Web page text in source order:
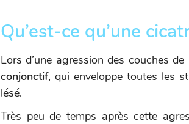
Qu’est-ce qu’une
Lors d’une agression des couches
conjonctif, qui enveloppe toutes les
lésé.
Très peu de temps après cette